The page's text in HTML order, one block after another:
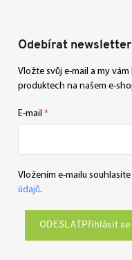
Odebírat newsletter
Vložte svůj e-mail a my
produktech na našem e-
E-mail
Vložením e-mailu souhlasíte
údajů.
Přihlásit se